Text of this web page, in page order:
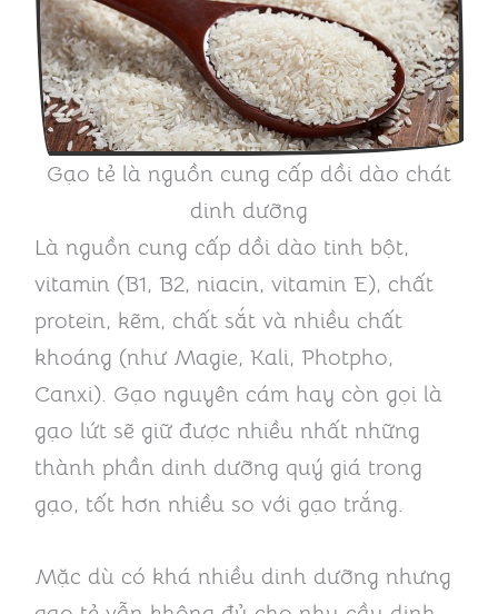
Gạo tẻ là nguồn cung cấp dồi dào chát
dinh dưỡng
Là nguồn cung cấp dồi dào tinh bột,
vitamin (B1, B2, niacin, vitamin E), chất
protein, kẽm, chất sắt và nhiều chất
khoáng (như Magie, Kali, Photpho,
Canxi). Gạo nguyên cám hay còn gọi là
gạo lứt sẽ giữ được nhiều nhất những
thành phần dinh dưỡng quý giá trong
gạo, tốt hơn nhiều so với gạo trắng.
Mặc dù có khá nhiều dinh dưỡng nhưng